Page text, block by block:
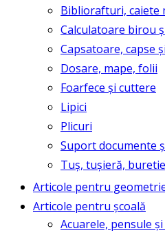
Bibliorafturi, caiete
Calculatoare birou
Capsatoare, capse
Dosare, mape, folii
Foarfece și cuttere
Lipici
Plicuri
Suport documente
Tuș, tușieră,
Articole pentru
Articole pentru școală
Acuarele, pensule